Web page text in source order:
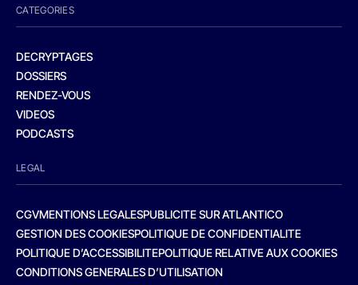
CATEGORIES
DECRYPTAGES
DOSSIERS
RENDEZ-VOUS
VIDEOS
PODCASTS
LEGAL
CGVMENTIONS LEGALESPUBLICITE SUR ATLANTICO
GESTION DES COOKIESPOLITIQUE DE CONFIDENTIALITE
POLITIQUE D’ACCESSIBILITEPOLITIQUE RELATIVE AUX COOKIES
CONDITIONS GENERALES D’UTILISATION